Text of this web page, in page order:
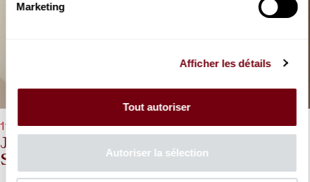
Marketing
Afficher les détails
Tout autoriser
Autoriser la sélection
Julien Libeer, Aurélien Pascal, Kevin
Spagnolo
11/10/2026 - 11h00